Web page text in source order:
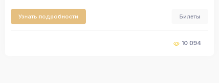
Узнать подробности Билеты
10 094